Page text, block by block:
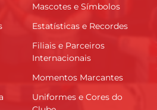
Mascotes e Símbolos
Estatísticas e Recordes
Filiais e Parceiros
Internacionais
Momentos Marcantes
Uniformes e Cores do